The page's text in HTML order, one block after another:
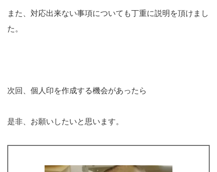
また、対応出来ない事項についても丁重に説明を頂けまし
た。
次回、個人印を作成する機会があったら
是非、お願いしたいと思います。